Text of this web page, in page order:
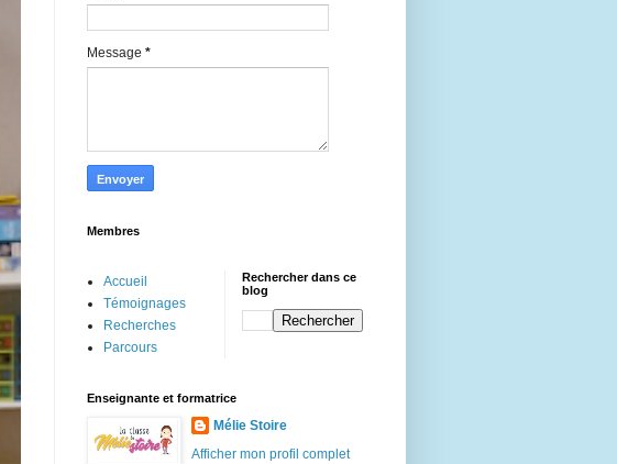
Message *
Membres
Accueil
Témoignages
Recherches
Parcours
Rechercher dans ce
blog
Enseignante et formatrice
Mélie Stoire
Afficher mon profil complet